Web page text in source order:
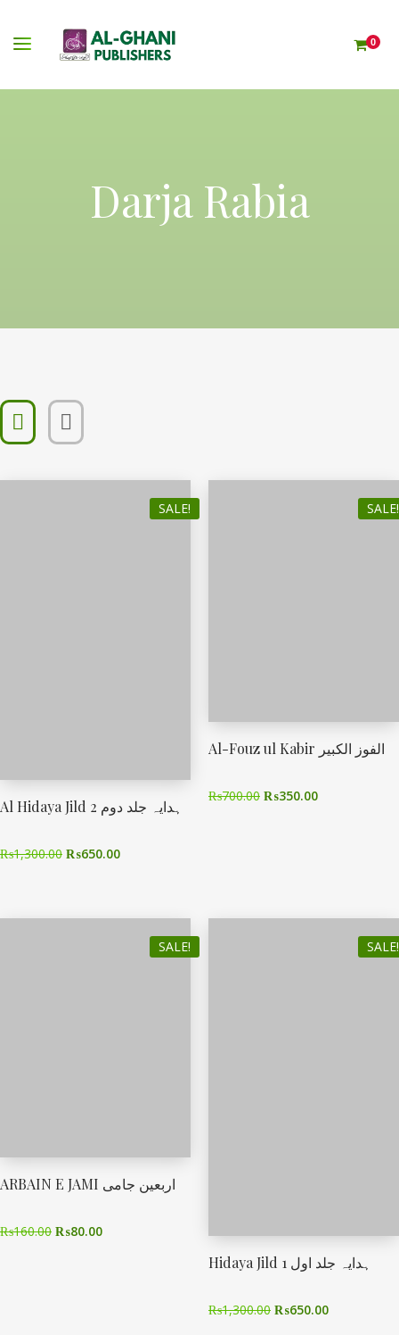
0
Darja Rabia
SALE!
Al Hidaya Jild 2 ہدایہ جلد دوم
₨1,300.00 ₨650.00
SALE!
Al-Fouz ul Kabir الفوز الکبیر
₨700.00 ₨350.00
SALE!
ARBAIN E JAMI اربعین جامی
₨160.00 ₨80.00
SALE!
Hidaya Jild 1 ہدایہ جلد اول
₨1,300.00 ₨650.00